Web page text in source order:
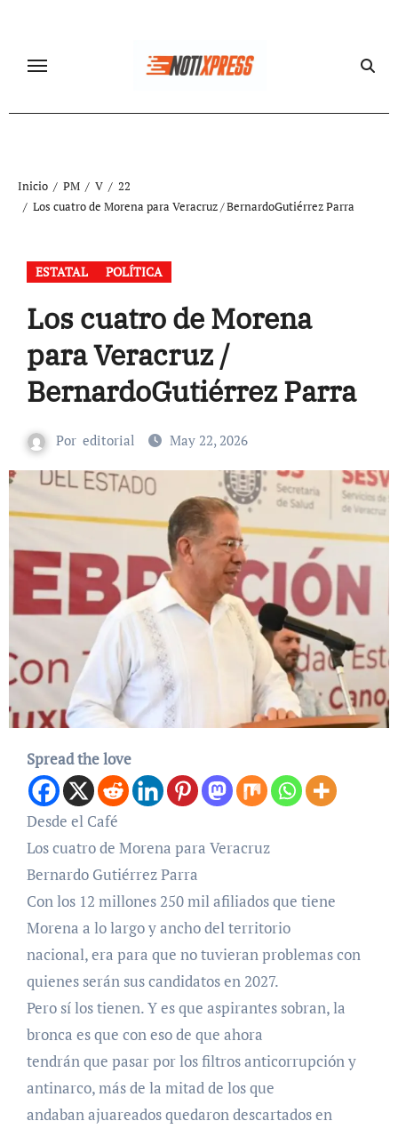
contenido
Inicio PM V
22
Los cuatro de Morena para Veracruz / BernardoGutiérrez Parra
ESTATAL POLÍTICA
Los cuatro de Morena
para Veracruz /
BernardoGutiérrez Parra
Por editorial May 22, 2026
Spread the love
Desde el Café
Los cuatro de Morena para Veracruz
Bernardo Gutiérrez Parra
Con los 12 millones 250 mil afiliados que tiene
Morena a lo largo y ancho del territorio
nacional, era para que no tuvieran problemas con
quienes serán sus candidatos en 2027.
Pero sí los tienen. Y es que aspirantes sobran, la
bronca es que con eso de que ahora
tendrán que pasar por los filtros anticorrupción y
antinarco, más de la mitad de los que
andaban ajuareados quedaron descartados en